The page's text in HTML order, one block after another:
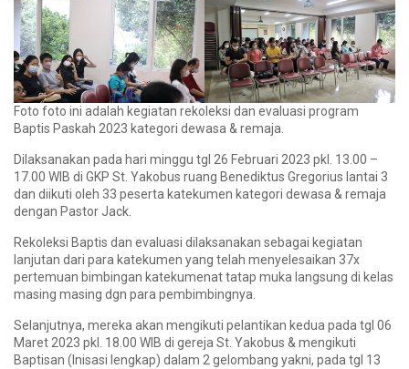
Foto foto ini adalah kegiatan rekoleksi dan evaluasi program
Baptis Paskah 2023 kategori dewasa & remaja.
Dilaksanakan pada hari minggu tgl 26 Februari 2023 pkl. 13.00 –
17.00 WIB di GKP St. Yakobus ruang Benediktus Gregorius lantai 3
dan diikuti oleh 33 peserta katekumen kategori dewasa & remaja
dengan Pastor Jack.
Rekoleksi Baptis dan evaluasi dilaksanakan sebagai kegiatan
lanjutan dari para katekumen yang telah menyelesaikan 37x
pertemuan bimbingan katekumenat tatap muka langsung di kelas
masing masing dgn para pembimbingnya.
Selanjutnya, mereka akan mengikuti pelantikan kedua pada tgl 06
Maret 2023 pkl. 18.00 WIB di gereja St. Yakobus & mengikuti
Baptisan (Inisasi lengkap) dalam 2 gelombang yakni, pada tgl 13